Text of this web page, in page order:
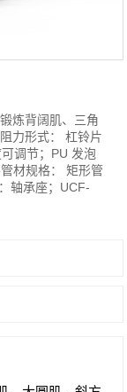
炼背阔肌、三角
力形式： 杠铃片
调节；PU 发泡
材规格： 矩形管
轴承座；UCF-